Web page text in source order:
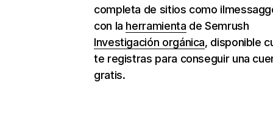
completa de sitios como
con la herramienta de Semrush
Investigación orgánica, disponible
te registras para conseguir una
gratis.